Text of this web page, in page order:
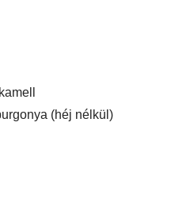
(héj nélkül)